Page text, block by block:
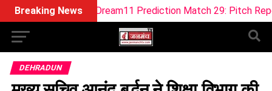
Breaking News
W Dream11 Prediction Match 29: Pitch Report, Playing
DEHRADUN